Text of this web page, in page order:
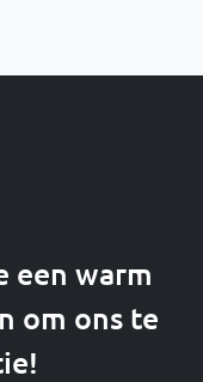
een warm
om ons te